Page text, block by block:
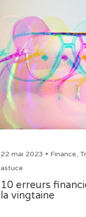
22 mai 2023 • Finance,
astuce
10 erreurs
la vingtaine